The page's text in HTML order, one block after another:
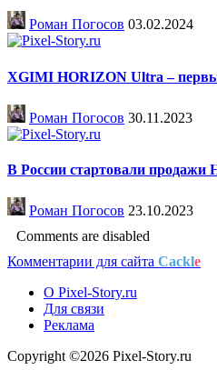
Роман Погосов 03.02.2024
XGIMI HORIZON Ultra –
Роман Погосов 30.11.2023
В России стартовали продажи
Роман Погосов 23.10.2023
Comments are disabled
Комментарии для сайта Cackle
О Pixel-Story.ru
Для связи
Реклама
Copyright ©2026 Pixel-Story.ru